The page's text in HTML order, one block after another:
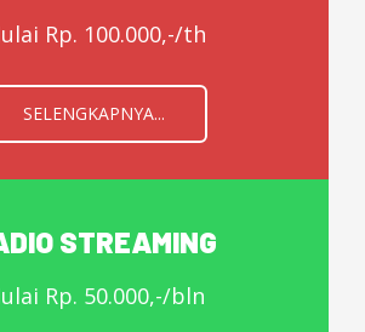
Rp. 100.000,-/th
SELENGKAPNYA...
STREAMING
Rp. 50.000,-/bln